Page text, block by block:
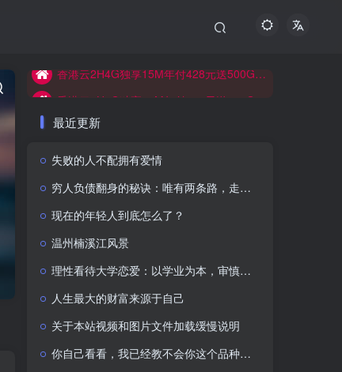
香港云2H4G独享15M年付428元送500G防御
香港云2H4G独享15M年付428元送500G防御
最近更新
失败的人不配拥有爱情
穷人负债翻身的秘诀：唯有两条路，走通即可逆天改命
现在的年轻人到底怎么了？
温州楠溪江风景
理性看待大学恋爱：以学业为本，审慎抉择感情
人生最大的财富来源于自己
关于本站视频和图片文件加载缓慢说明
你自己看看，我已经教不会你这个品种了吗？